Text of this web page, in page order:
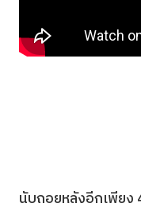
นับถอยหลังอีกเพียง